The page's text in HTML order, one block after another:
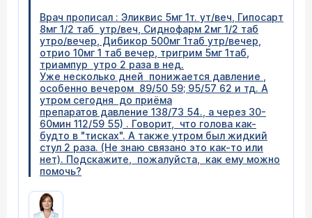
Врач прописал : Эликвис 5мг 1т. ут/веч, Гипосарт
8мг 1/2 таб утр/веч, Сиднофарм 2мг 1/2 таб
утро/вечер, Дибикор 500мг 1таб утр/вечер,
отрио 10мг 1 таб вечер, тригрим 5мг 1таб,
триампур утро 2 раза в нед.
Уже несколько дней понижается давление ,
особенно вечером 89/50 59; 95/57 62 и тд. А
утром сегодня до приёма
препаратов давление 138/73 54., а через 30-
60мин 112/59 55) . Говорит, что голова как-
будто в "тисках". А также утром был жидкий
стул 2 раза. (Не знаю связано это как-то или
нет). Подскажите, пожалуйста, как ему можно
помочь?